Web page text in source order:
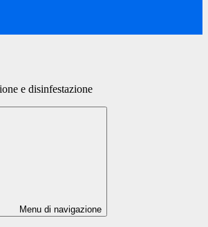
e disinfestazione
Menu di navigazione